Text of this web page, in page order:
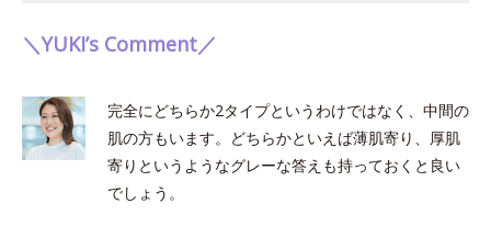
＼YUKI’s Comment／
完全にどちらか2タイプというわけではなく、中間の
肌の方もいます。どちらかといえば薄肌寄り、厚肌
寄りというようなグレーな答えも持っておくと良い
でしょう。